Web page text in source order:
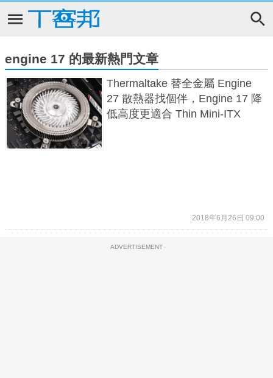
engine 17 的最新熱門文章
Thermaltake 替全金屬 Engine
27 散熱器找個伴，Engine 17 降
低高度更適合 Thin Mini-ITX
2018年6月26日 09:00
ADVERTISEMENT